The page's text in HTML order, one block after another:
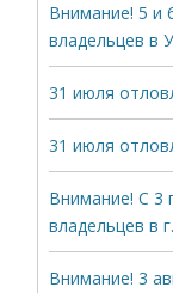
Внимание! 5 и
владельцев в
31 июля
31 июля
Внимание! С 3
владельцев в
Внимание! 3